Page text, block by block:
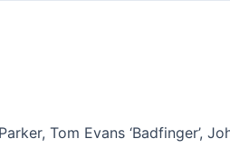
Tom Evans ‘Badfinger’,